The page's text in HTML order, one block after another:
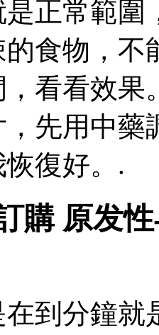
正常範
食物，
看看效果
先用中
復好。.
購 原发
到分鐘